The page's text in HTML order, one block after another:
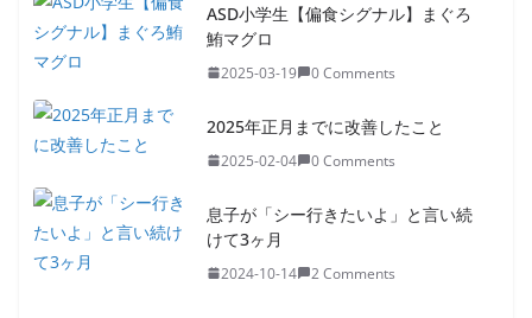
ASD小学生【偏食シグナル】まぐろ
鮪マグロ
2025-03-19 0 Comments
2025年正月までに改善したこと
2025-02-04 0 Comments
息子が「シー行きたいよ」と言い続
けて3ヶ月
2024-10-14 2 Comments